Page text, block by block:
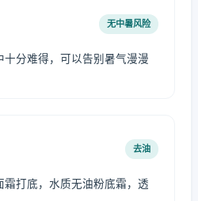
无中暑风险
十分难得，可以告别暑气漫漫
去油
霜打底，水质无油粉底霜，透